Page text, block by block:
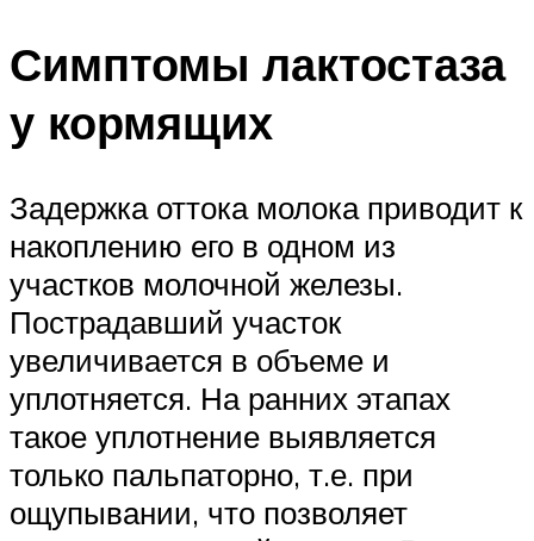
Симптомы лактостаза
у кормящих
Задержка оттока молока приводит к
накоплению его в одном из
участков молочной железы.
Пострадавший участок
увеличивается в объеме и
уплотняется. На ранних этапах
такое уплотнение выявляется
только пальпаторно, т.е. при
ощупывании, что позволяет